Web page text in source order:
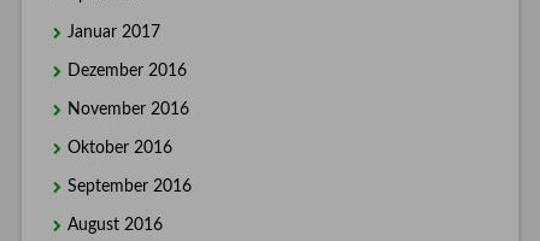
Januar 2017
Dezember 2016
November 2016
Oktober 2016
September 2016
August 2016